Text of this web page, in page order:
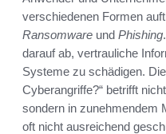
verschiedenen Formen
Ransomware und Phishing
darauf ab, vertrauliche
Systeme zu schädigen.
Cyberangriffe?“ betrifft
sondern in zunehmendem
oft nicht ausreichend